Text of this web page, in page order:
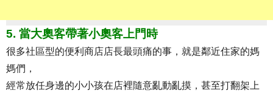
5. 當大奧客帶著小奧客上門時
很多社區型的便利商店店長最頭痛的事，就是鄰近住家的媽
媽們，
經常放任身邊的小小孩在店裡隨意亂動亂摸，甚至打翻架上